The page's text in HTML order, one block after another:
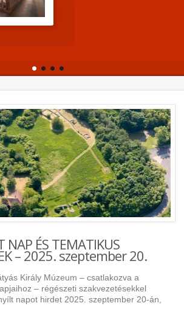
NAP ÉS TEMATIKUS
– 2025. szeptember 20.
Király Múzeum – csatlakozva a
– régészeti szakvezetésekkel
napot hirdet 2025. szeptember 20-án,